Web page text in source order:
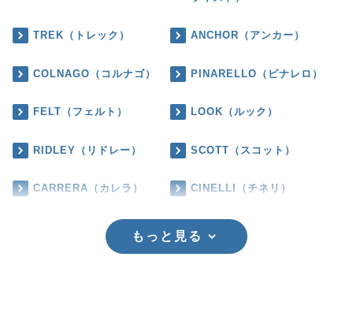
TREK（トレック） ANCHOR（アンカー）
COLNAGO（コルナゴ） PINARELLO（ピナレロ）
FELT（フェルト） LOOK（ルック）
RIDLEY（リドレー） SCOTT（スコット）
CARRERA（カレラ） CINELLI（チネリ）
もっと見る